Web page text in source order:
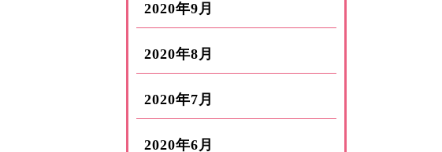
2020年9月
2020年8月
2020年7月
2020年6月